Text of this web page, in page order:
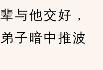
与他交好，
子暗中推波